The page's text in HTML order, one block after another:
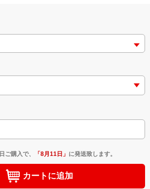
culture to coffee and community, each
closer together.
」が、世界を近くする。
れる「Hello」は、国境や言語を越え、人
ご購入で、 「8月11日 」 に発送致します。
カートに追加